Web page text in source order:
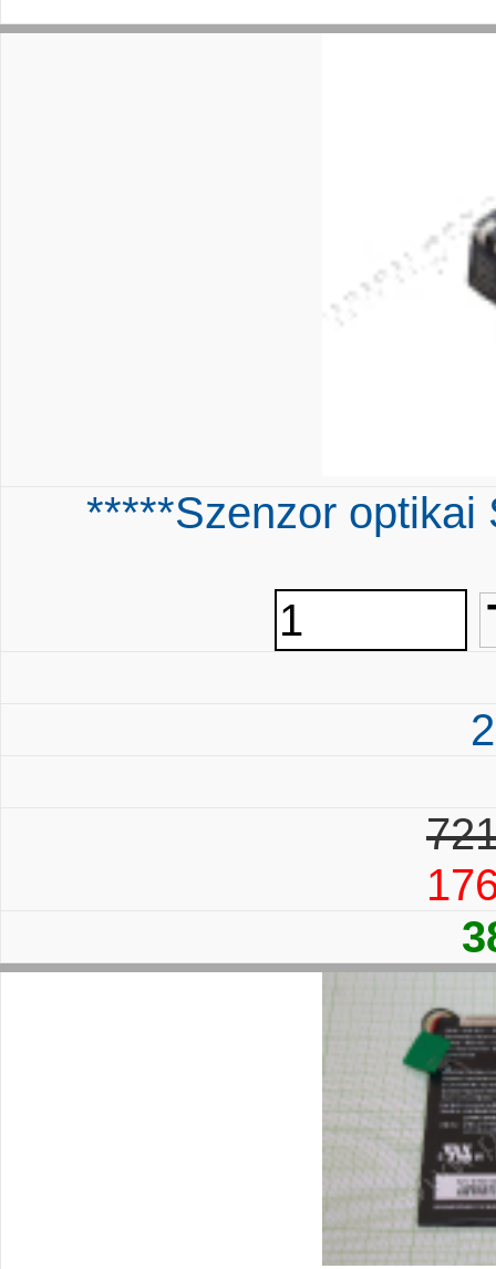
*****Szenzor optikai